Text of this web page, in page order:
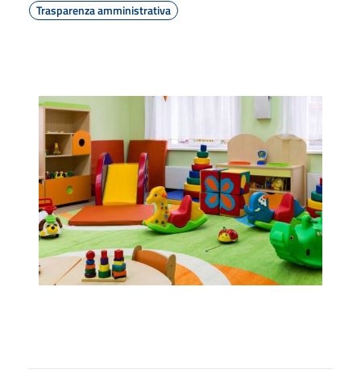
Trasparenza amministrativa